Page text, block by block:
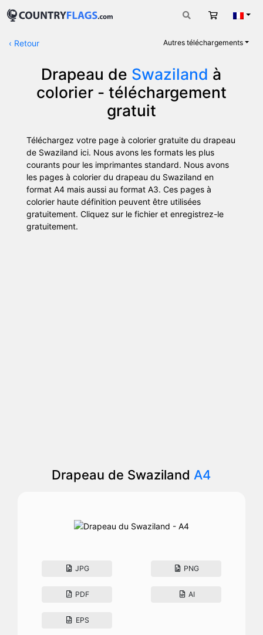
Panier
‹ Retour Autres téléchargements
Drapeau de Swaziland à
colorier - téléchargement
gratuit
Téléchargez votre page à colorier gratuite du drapeau
de Swaziland ici. Nous avons les formats les plus
courants pour les imprimantes standard. Nous avons
les pages à colorier du drapeau du Swaziland en
format A4 mais aussi au format A3. Ces pages à
colorier haute définition peuvent être utilisées
gratuitement. Cliquez sur le fichier et enregistrez-le
gratuitement.
Drapeau de Swaziland A4
JPG PNG
PDF AI
EPS